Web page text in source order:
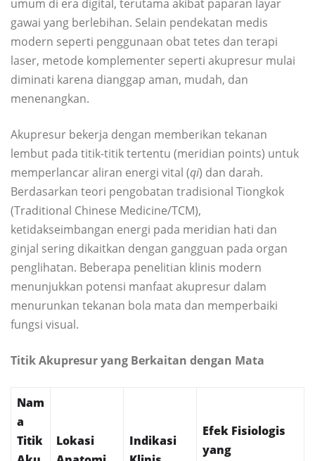
umum di era digital, terutama akibat paparan layar
gawai yang berlebihan. Selain pendekatan medis
modern seperti penggunaan obat tetes dan terapi
laser, metode komplementer seperti akupresur mulai
diminati karena dianggap aman, mudah, dan
menenangkan.
Akupresur bekerja dengan memberikan tekanan
lembut pada titik-titik tertentu (meridian points) untuk
memperlancar aliran energi vital (qi) dan darah.
Berdasarkan teori pengobatan tradisional Tiongkok
(Traditional Chinese Medicine/TCM),
ketidakseimbangan energi pada meridian hati dan
ginjal sering dikaitkan dengan gangguan pada organ
penglihatan. Beberapa penelitian klinis modern
menunjukkan potensi manfaat akupresur dalam
menurunkan tekanan bola mata dan memperbaiki
fungsi visual.
Titik Akupresur yang Berkaitan dengan Mata
Nam
a
Titik
Lokasi
Indikasi
Efek Fisiologis
yang